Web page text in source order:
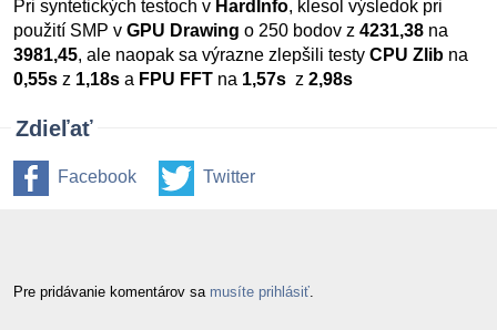
Pri syntetických testoch v HardInfo, klesol výsledok pri
použití SMP v GPU Drawing o 250 bodov z 4231,38 na
3981,45, ale naopak sa výrazne zlepšili testy CPU Zlib na
0,55s z 1,18s a FPU FFT na 1,57s z 2,98s
Zdieľať
Facebook Twitter
Pre pridávanie komentárov sa musíte prihlásiť